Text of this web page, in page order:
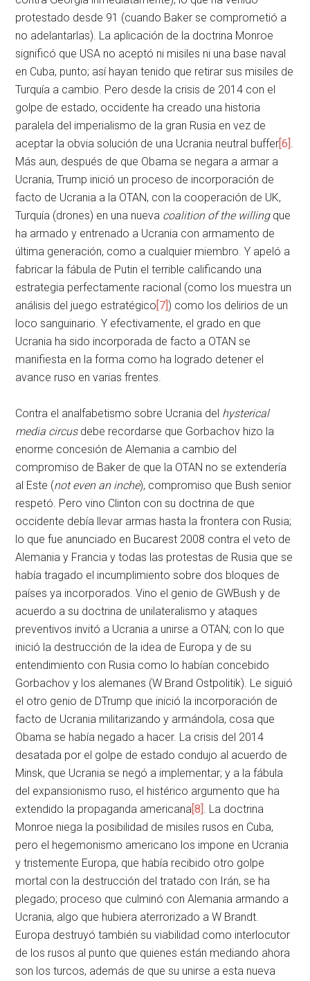
protestado desde 91 (cuando Baker se comprometió a
no adelantarlas). La aplicación de la doctrina Monroe
significó que USA no aceptó ni misiles ni una base naval
en Cuba, punto; así hayan tenido que retirar sus misiles de
Turquía a cambio. Pero desde la crisis de 2014 con el
golpe de estado, occidente ha creado una historia
paralela del imperialismo de la gran Rusia en vez de
aceptar la obvia solución de una Ucrania neutral buffer[6]
Más aun, después de que Obama se negara a armar a
Ucrania, Trump inició un proceso de incorporación de
facto de Ucrania a la OTAN, con la cooperación de UK,
Turquía (drones) en una nueva coalition of the willingque
ha armado y entrenado a Ucrania con armamento de
última generación, como a cualquier miembro. Y apeló a
fabricar la fábula de Putin el terrible calificando una
estrategia perfectamente racional (como los muestra un
análisis del juego estratégico[7]) como los delirios de un
loco sanguinario. Y efectivamente, el grado en que
Ucrania ha sido incorporada de facto a OTAN se
manifiesta en la forma como ha logrado detener el
avance ruso en varias frentes.
Contra el analfabetismo sobre Ucrania del hysterical
media circusdebe recordarse que Gorbachov hizo la
enorme concesión de Alemania a cambio del
compromiso de Baker de que la OTAN no se extendería
al Este (not even an inche), compromiso que Bush senior
respetó. Pero vino Clinton con su doctrina de que
occidente debía llevar armas hasta la frontera con Rusia;
lo que fue anunciado en Bucarest 2008 contra el veto de
Alemania y Francia y todas las protestas de Rusia que se
había tragado el incumplimiento sobre dos bloques de
países ya incorporados. Vino el genio de GWBush y de
acuerdo a su doctrina de unilateralismo y ataques
preventivos invitó a Ucrania a unirse a OTAN; con lo que
inició la destrucción de la idea de Europa y de su
entendimiento con Rusia como lo habían concebido
Gorbachov y los alemanes (W Brand Ostpolitik). Le siguió
el otro genio de DTrump que inició la incorporación de
facto de Ucrania militarizando y armándola, cosa que
Obama se había negado a hacer. La crisis del 2014
desatada por el golpe de estado condujo al acuerdo de
Minsk, que Ucrania se negó a implementar; y a la fábula
del expansionismo ruso, el histérico argumento que ha
extendido la propaganda americana[8] . La doctrina
Monroe niega la posibilidad de misiles rusos en Cuba,
pero el hegemonismo americano los impone en Ucrania
y tristemente Europa, que había recibido otro golpe
mortal con la destrucción del tratado con Irán, se ha
plegado; proceso que culminó con Alemania armando a
Ucrania, algo que hubiera aterrorizado a W Brandt.
Europa destruyó también su viabilidad como interlocutor
de los rusos al punto que quienes están mediando ahora
son los turcos, además de que su unirse a esta nueva